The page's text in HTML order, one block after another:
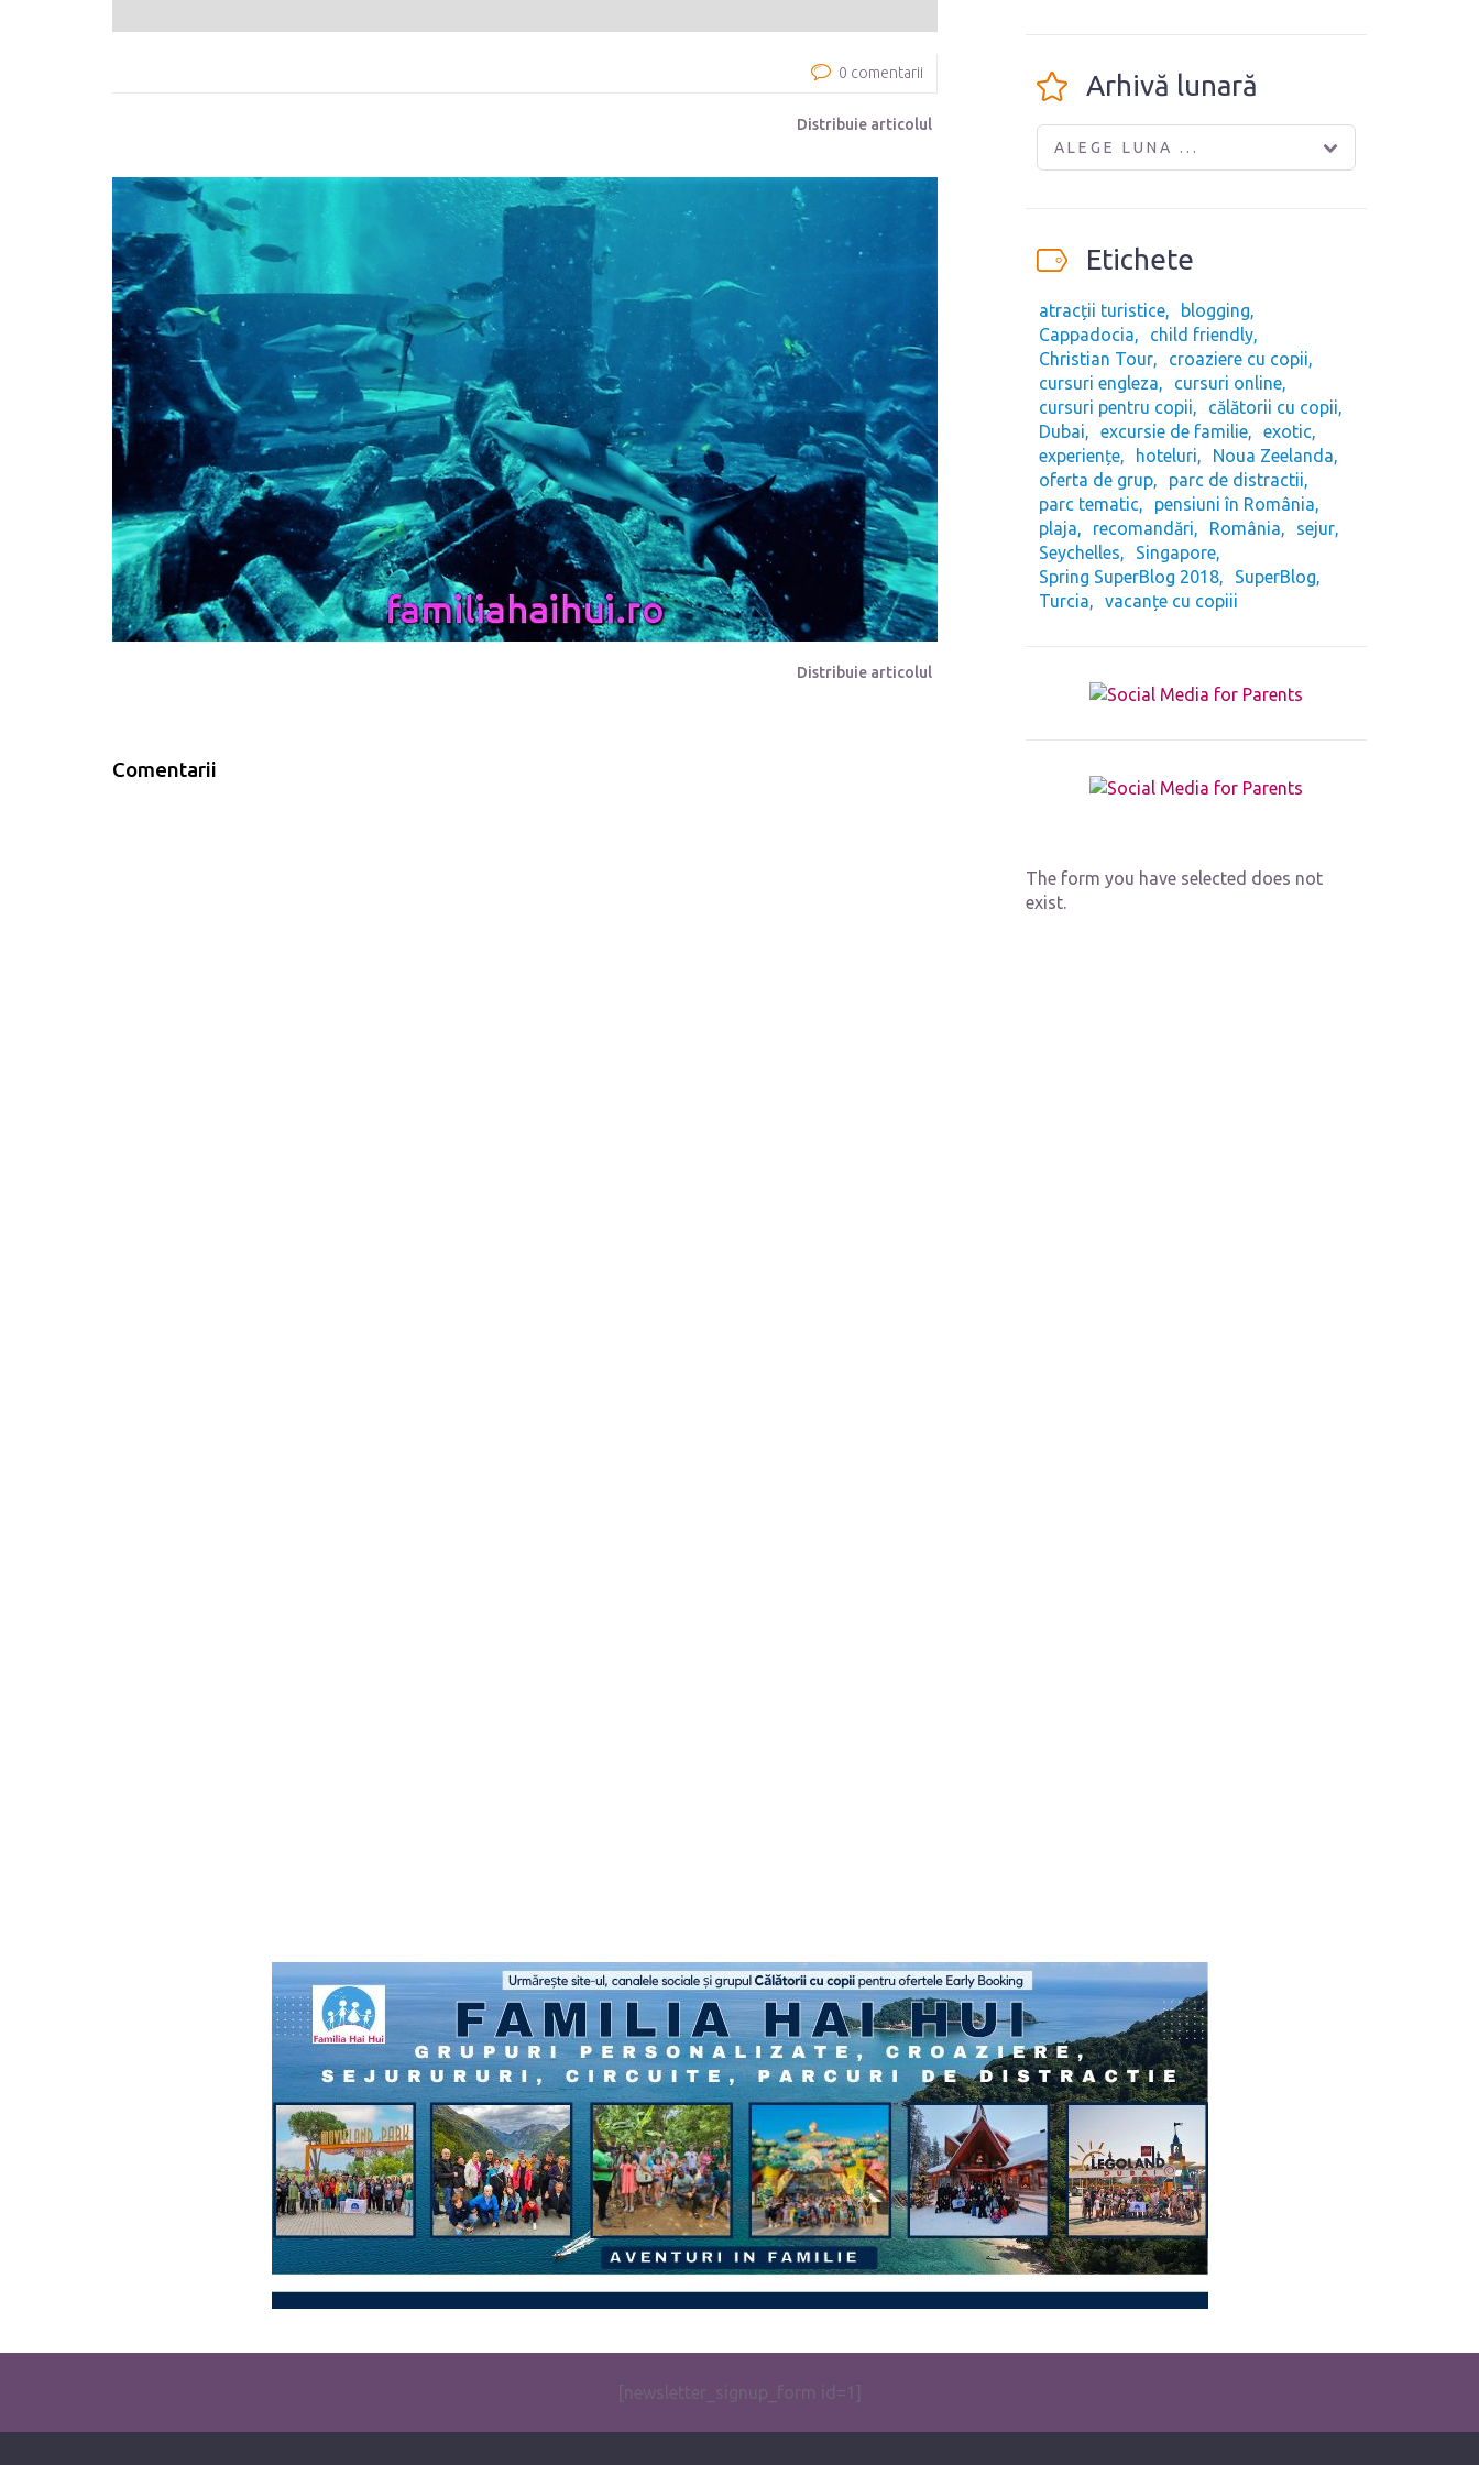
0 comentarii
Distribuie articolul
Distribuie articolul
Comentarii
Arhivă lunară
ALEGE LUNA ...
Etichete
atracții turistice
blogging
Cappadocia
child friendly
Christian Tour
croaziere cu copii
cursuri engleza
cursuri online
cursuri pentru copii
călătorii cu copii
Dubai
excursie de familie
exotic
experiențe
hoteluri
Noua Zeelanda
oferta de grup
parc de distractii
parc tematic
pensiuni în România
plaja
recomandări România
sejur
Seychelles
Singapore
Spring SuperBlog 2018
SuperBlog
Turcia
vacanțe cu copiii
The form you have selected does not
exist.
[newsletter_signup_form id=1]